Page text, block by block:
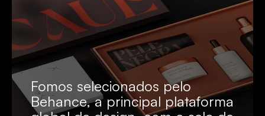
Fomos selecionados pelo
Behance, a principal plataforma